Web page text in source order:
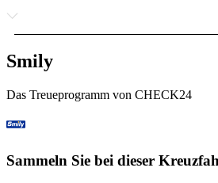
Smily
Das Treueprogramm von CHECK24
Sammeln Sie bei dieser